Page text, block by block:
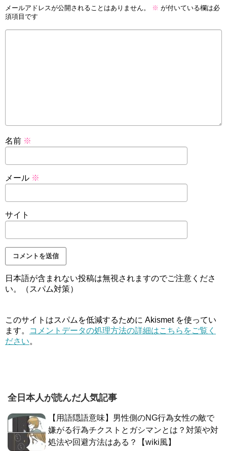
メールアドレスが公開されることはありません。 ※ が付いている欄は必
須項目です
名前 ※
メール ※
サイト
日本語が含まれない投稿は無視されますのでご注意くださ
い。（スパム対策）
このサイトはスパムを低減するために Akismet を使ってい
ます。
コメントデータの処理方法の詳細はこちらをご覧く
ださい。
全日本人が読んだ人気記事
【用語隠語意味】男性側のNG行為女性の敵で
嫌がる行為チクストとガシマンとは？対策や対
処法や回避方法はある？【wiki風】